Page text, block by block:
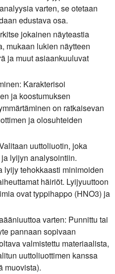
varten, se otetaan
edustava osa.
jokainen näyteastia
mukaan lukien näytteen
ja muut asiaankuuluvat
Karakterisoi
ja koostumuksen
on ratkaisevan
ja olosuhteiden
uuttoliuotin, joka
lyijyn analysointiin.
lyijy tehokkaasti minimoiden
häiriöt. Lyijyuuttoon
ovat typpihappo (HNO3) ja
varten: Punnittu tai
pannaan sopivaan
valmistettu materiaalista,
uuttoliuottimen kanssa
muovista).